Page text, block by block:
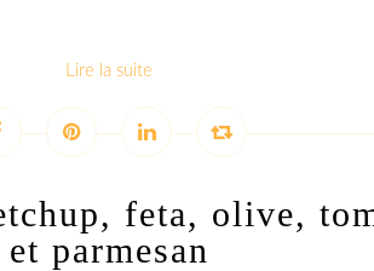
Lire la suite
feta, olive,
et parmesan